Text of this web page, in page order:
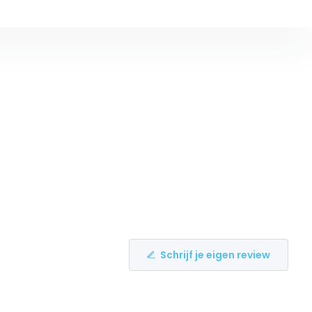
Schrijf je eigen review